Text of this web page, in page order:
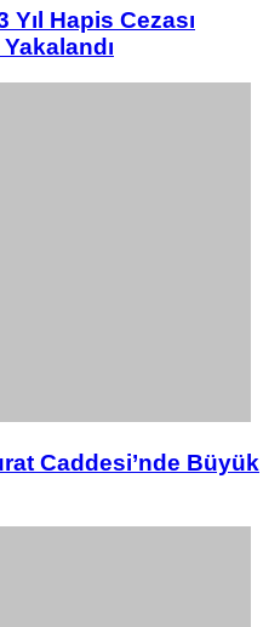
Yıl Hapis Cezası
Caddesi’nde Büyük